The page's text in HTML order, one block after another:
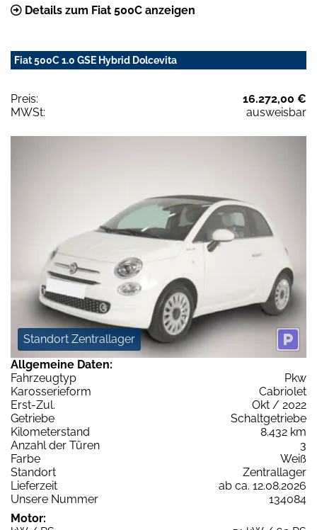
Details zum Fiat 500C anzeigen
Fiat 500C 1.0 GSE Hybrid Dolcevita
Preis:
16.272,00 €
MWSt:
ausweisbar
Standort Zentrallager
Allgemeine Daten:
Fahrzeugtyp
Pkw
Karosserieform
Cabriolet
Erst-Zul.
Okt / 2022
Getriebe
Schaltgetriebe
Kilometerstand
8.432 km
Anzahl der Türen
3
Farbe
Weiß
Standort
Zentrallager
Lieferzeit
ab ca. 12.08.2026
Unsere Nummer
134084
Motor: